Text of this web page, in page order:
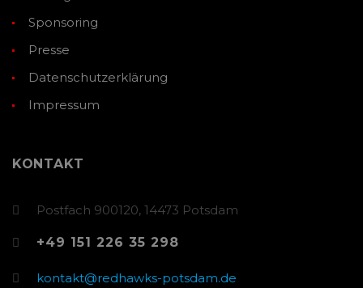
Sponsoring
Presse
Datenschutzerklärung
Impressum
KONTAKT
Postfach 900120, 14473 Potsdam
+49 151 226 35 298
kontakt@redhawks-potsdam.de